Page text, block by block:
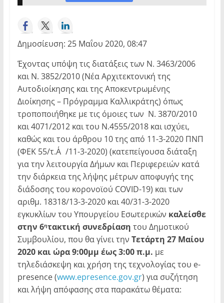
Δημοσίευση: 25 Μαΐου 2020, 08:47
Έχοντας υπόψη τις διατάξεις των Ν. 3463/2006
και Ν. 3852/2010 (Νέα Αρχιτεκτονική της
Αυτοδιοίκησης και της Αποκεντρωμένης
Διοίκησης – Πρόγραμμα Καλλικράτης) όπως
τροποποιήθηκε με τις όμοιες των Ν. 3870/2010
και 4071/2012 και του Ν.4555/2018 και ισχύει,
καθώς και του άρθρου 10 της από 11-3-2020 ΠΝΠ
(ΦΕΚ 55/τ.Α΄/11-3-2020) (κατεπείγουσα διάταξη
για την λειτουργία Δήμων και Περιφερειών κατά
την διάρκεια της λήψης μέτρων αποφυγής της
διάδοσης του κορονοϊού COVID-19) και των
αριθμ. 18318/13-3-2020 και 40/31-3-2020
εγκυκλίων του Υπουργείου Εσωτερικών καλείσθε
στην 6ητακτική συνεδρίαση του Δημοτικού
Συμβουλίου, που θα γίνει την Τετάρτη 27 Μαίου
2020 και ώρα 9:00μμ έως 3:00 π.μ. με
τηλεδιάσκεψη και χρήση της τεχνολογίας του e-
presence (www.epresence.gov.gr) για συζήτηση
και λήψη απόφασης στα παρακάτω θέματα: